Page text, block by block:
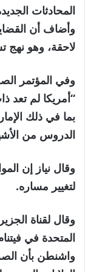
المحادثات
وأضاف أن
لاحقة، وهو
وفي المؤتمر
“أمريكا لم تعد
بما في ذلك
الدروس من
وقال نياز إن
لتغيير مساره.
وقال لقناة
المتحدة في
واشنطن بأن